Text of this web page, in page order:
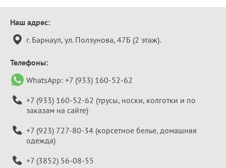
Контактная
информация
Наш адрес:
г. Барнаул, ул. Ползунова, 47Б (2 этаж).
Телефоны:
WhatsApp: +7 (933) 160-52-62
+7 (933) 160-52-62 (трусы, носки, колготки и по
заказам на сайте)
+7 (923) 727-80-34 (корсетное белье, домашняя
одежда)
+7 (3852) 56-08-55